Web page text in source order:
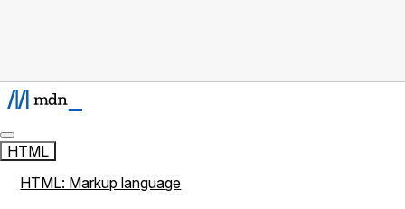
HTML
HTML: Markup language